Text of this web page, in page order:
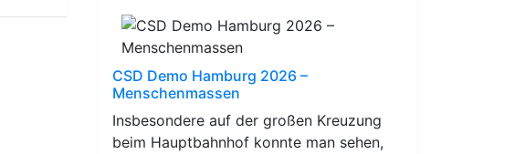
CSD Demo Hamburg 2026 –
Menschenmassen
Insbesondere auf der großen Kreuzung
beim Hauptbahnhof konnte man sehen,